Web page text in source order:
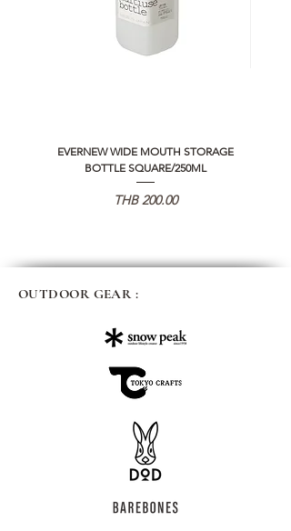
EVERNEW WIDE MOUTH STORAGE
BOTTLE SQUARE/250ML
Price
THB 200.00
OUTDOOR GEAR :